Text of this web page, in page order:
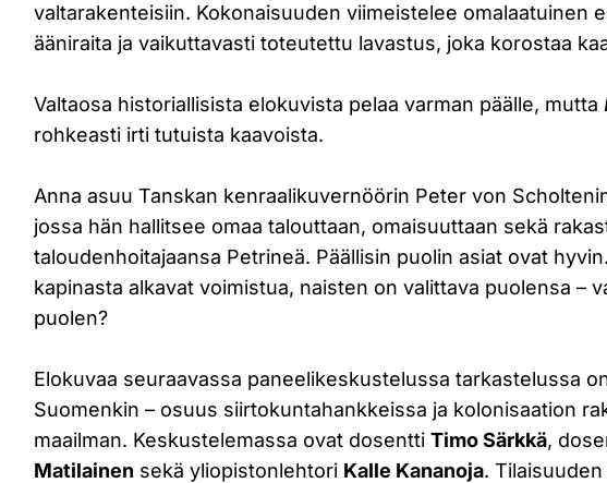
valtarakenteisiin. Kokonaisuuden viimeistelee omalaatuinen
ääniraita ja vaikuttavasti toteutettu lavastus, joka korostaa
Valtaosa historiallisista elokuvista pelaa varman päälle, mutta
rohkeasti irti tutuista kaavoista.
Anna asuu Tanskan kenraalikuvernöörin Peter von
jossa hän hallitsee omaa talouttaan, omaisuuttaan sekä
taloudenhoitajaansa Petrineä. Päällisin puolin asiat ovat
kapinasta alkavat voimistua, naisten on valittava puolensa –
puolen?
Elokuvaa seuraavassa paneelikeskustelussa tarkastelussa
Suomenkin – osuus siirtokuntahankkeissa ja kolonisaation
maailman. Keskustelemassa ovat dosenttiTimo Särkkä,
Matilainen sekä yliopistonlehtori Kalle Kananoja.